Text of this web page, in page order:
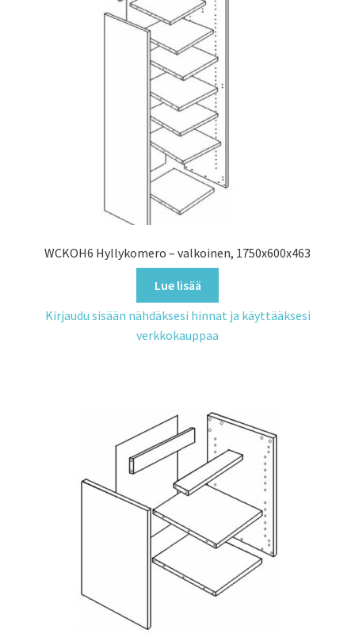
WCKOH6 Hyllykomero – valkoinen, 1750x600x463
Lue lisää
Kirjaudu sisään nähdäksesi hinnat ja käyttääksesi
verkkokauppaa